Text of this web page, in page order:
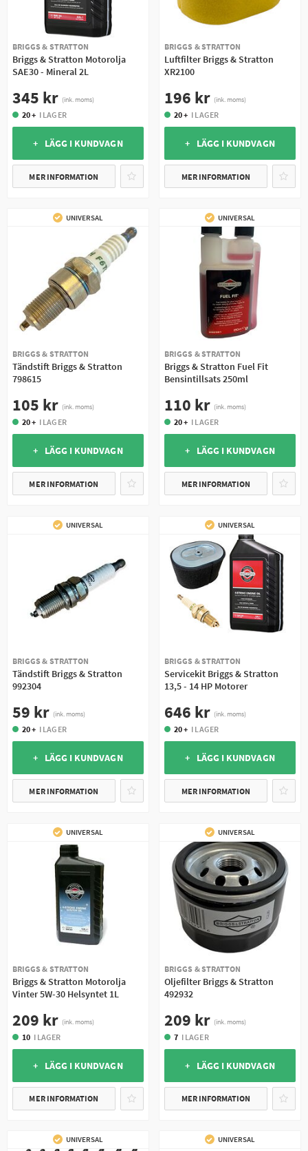
BRIGGS & STRATTON
Briggs & Stratton Motorolja
SAE30 - Mineral 2L
345 kr (ink. moms)
20 + I LAGER
+ LÄGG I KUNDVAGN
MER INFORMATION
BRIGGS & STRATTON
Luftfilter Briggs & Stratton
XR2100
196 kr (ink. moms)
20 + I LAGER
+ LÄGG I KUNDVAGN
MER INFORMATION
UNIVERSAL
BRIGGS & STRATTON
Tändstift Briggs & Stratton
798615
105 kr (ink. moms)
20 + I LAGER
+ LÄGG I KUNDVAGN
MER INFORMATION
UNIVERSAL
BRIGGS & STRATTON
Briggs & Stratton Fuel Fit
Bensintillsats 250ml
110 kr (ink. moms)
20 + I LAGER
+ LÄGG I KUNDVAGN
MER INFORMATION
UNIVERSAL
BRIGGS & STRATTON
Tändstift Briggs & Stratton
992304
59 kr (ink. moms)
20 + I LAGER
+ LÄGG I KUNDVAGN
MER INFORMATION
UNIVERSAL
BRIGGS & STRATTON
Servicekit Briggs & Stratton
13,5 - 14 HP Motorer
646 kr (ink. moms)
20 + I LAGER
+ LÄGG I KUNDVAGN
MER INFORMATION
UNIVERSAL
BRIGGS & STRATTON
Briggs & Stratton Motorolja
Vinter 5W-30 Helsyntet 1L
209 kr (ink. moms)
10 I LAGER
+ LÄGG I KUNDVAGN
MER INFORMATION
UNIVERSAL
BRIGGS & STRATTON
Oljefilter Briggs & Stratton
492932
209 kr (ink. moms)
7 I LAGER
+ LÄGG I KUNDVAGN
MER INFORMATION
UNIVERSAL UNIVERSAL